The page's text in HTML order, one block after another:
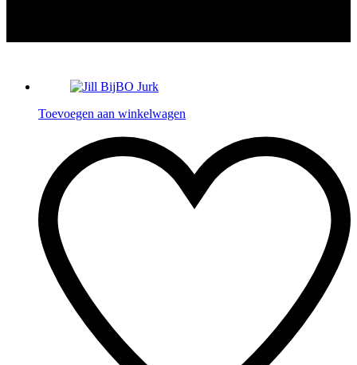
Toevoegen aan winkelwagen